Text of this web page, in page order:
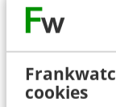
cookies